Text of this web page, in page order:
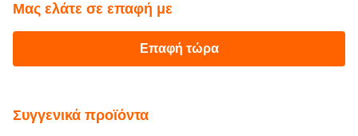
Μας ελάτε σε επαφή με
Επαφή τώρα
Συγγενικά προϊόντα